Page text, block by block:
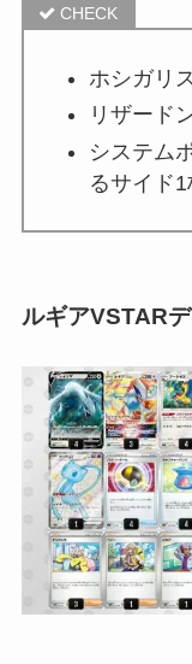
ホシガリ
リザード
システム
るサイド1
ルギアVSTAR